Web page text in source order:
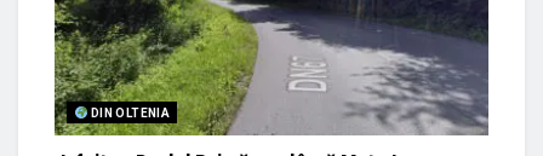
DIN OLTENIA